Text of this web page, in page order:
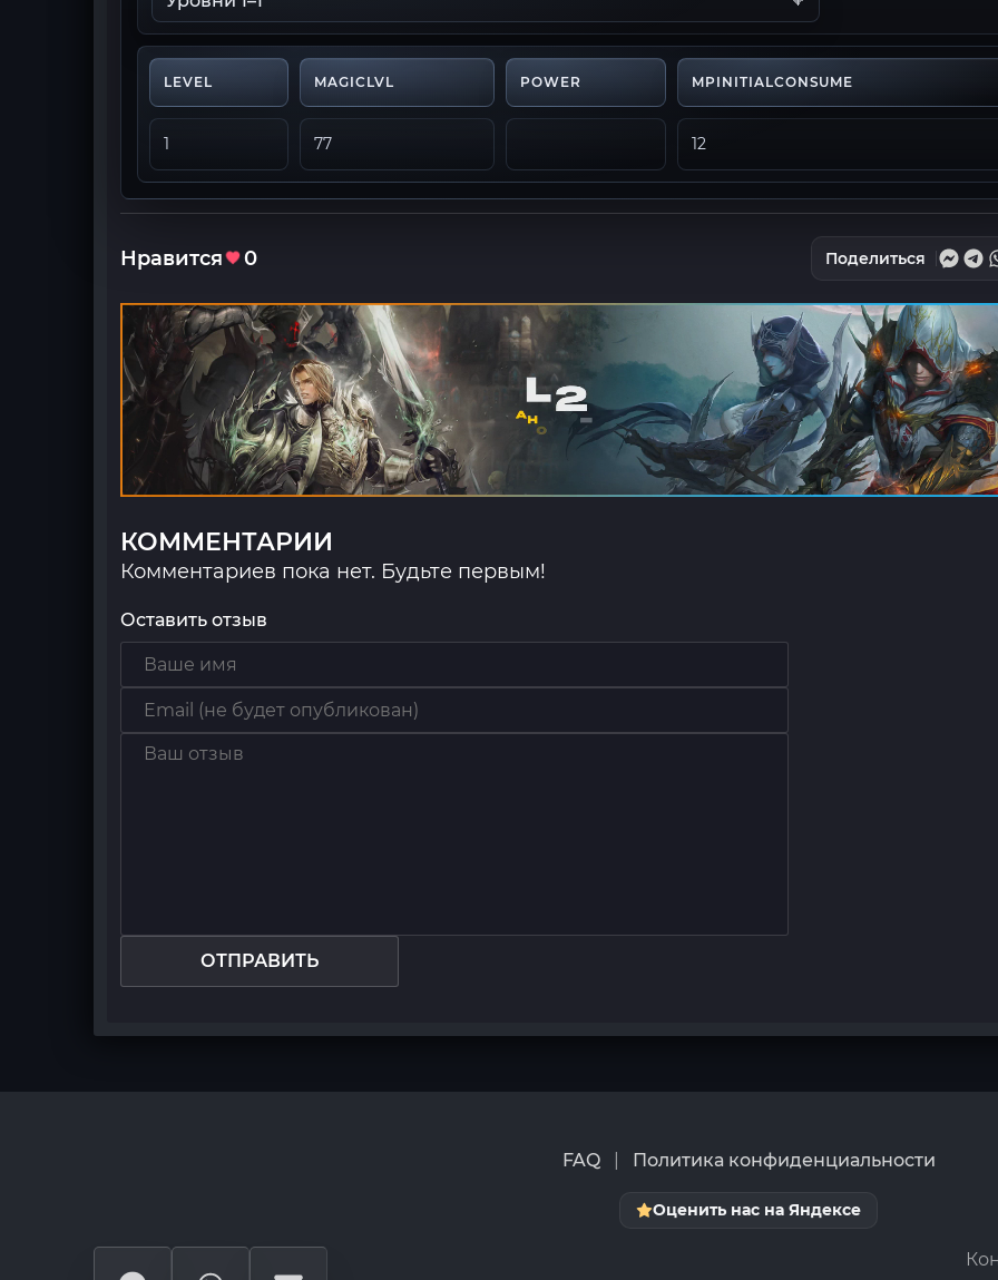
LEVEL MAGICLVL POWER MPINITIALCONSUME
1 77 12
Нравится 0 Поделиться
КОММЕНТАРИИ
Комментариев пока нет. Будьте первым!
Оставить отзыв
ОТПРАВИТЬ
FAQ Политика конфиденциальности
Оценить нас на Яндексе